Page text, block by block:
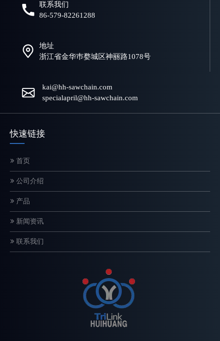
电锯链条如何工作？结构和切割原理解释
链锯链是一种精密设计的切割系统，直接影响切割速度、安全性和
联系我们
86-579-82261288
地址
浙江省金华巿婺城区神丽路1078号
kai@hh-sawchain.com
specialapril@hh-sawchain.com
快速链接
首页
公司介绍
产品
新闻资讯
联系我们